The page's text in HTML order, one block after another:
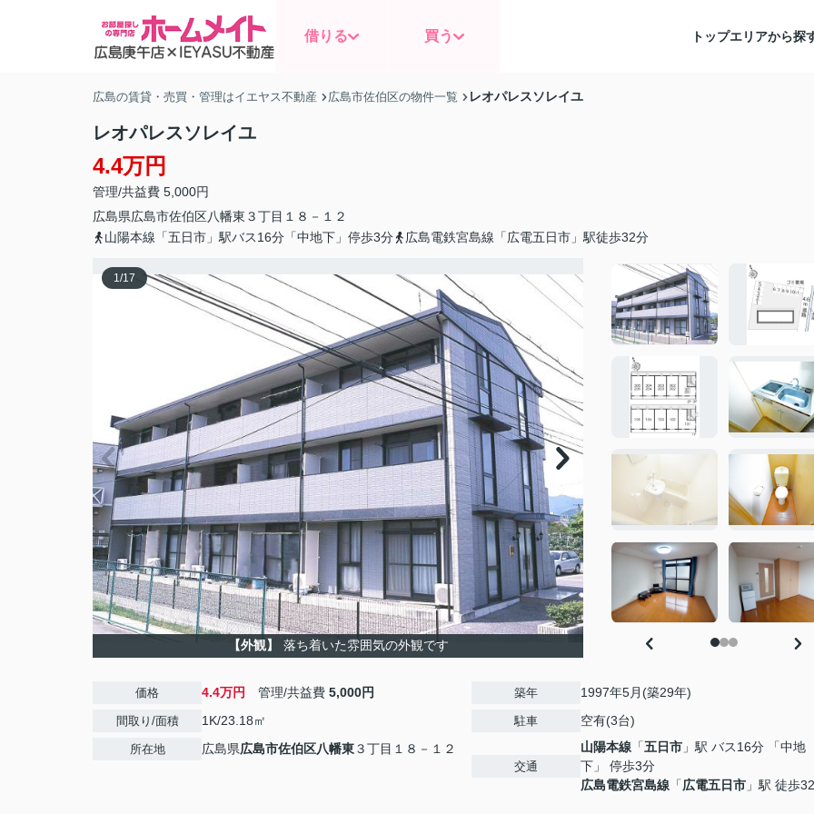
借りる 買う トップエリアから探
広島の賃貸・売買・管理はイエヤス不動産 広島市佐伯区の物件一覧 レオパレスソレイユ
レオパレスソレイユ
4.4万円
管理/共益費 5,000円
広島県広島市佐伯区八幡東 ３丁目１８－１２
山陽本線「五日市」駅バス16分「中地下」停歩3分
広島電鉄宮島線「広電五日市」駅徒歩32分
1/17
【外観】 落ち着いた雰囲気の外観です
価格 4.4万円 管理/共益費 5,000円
間取り/面積 1K/23.18㎡
所在地 広島県広島市佐伯区八幡東３丁目１８－１２
築年 1997年5月(築29年)
駐車 空有(3台)
交通
山陽本線 「五日市 」駅 バス16分 「中地
下」 停歩3分
広島電鉄宮島線 「広電五日市 」駅 徒歩